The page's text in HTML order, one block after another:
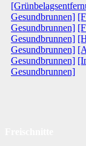
Gesundbrunnen]
Gesundbrunnen]
Gesundbrunnen]
Gesundbrunnen]
Gesundbrunnen]
Gesundbrunnen]